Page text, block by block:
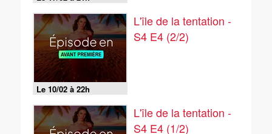
Le 10/02 à 22h
L'île de la tentation -
S4 E4 (2/2)
L'île de la tentation -
S4 E4 (1/2)